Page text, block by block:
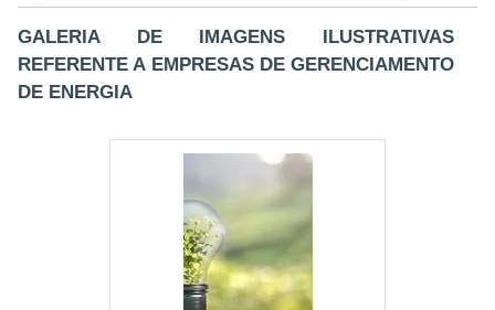
TESTEMUNHOS DE CLIENTES
Clientes relatam não apenas economias financeiras,
desempenho ambiental de suas operações,
fortalecendo sua posição no mercado.
SOBRE ENERGIA24HORAS
Energia24Horas é uma empresa líder em soluções
de gerenciamento de energia, oferecendo serviços
GALERIA DE IMAGENS ILUSTRATIVAS
REFERENTE A EMPRESAS DE GERENCIAMENTO
DE ENERGIA